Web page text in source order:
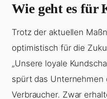
Wie geht es für
Trotz der aktuellen
optimistisch für die
„Unsere loyale
spürt das Unternehmen
Verbraucher. Zwar